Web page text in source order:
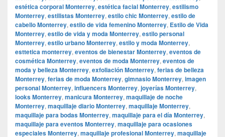
estética corporal Monterrey, estética facial Monterrey, estilismo
Monterrey, estilistas Monterrey, estilo chic Monterrey, estilo de
cabello Monterrey, estilo de vida femenino Monterrey, Estilo de Vida
Monterrey, estilo de vida y moda Monterrey, estilo personal
Monterrey, estilo urbano Monterrey, estilo y moda Monterrey,
esttetica monterrey, eventos de bienestar Monterrey, eventos de
cosmética Monterrey, eventos de moda Monterrey, eventos de
moda y belleza Monterrey, exfoliación Monterrey, ferias de belleza
Monterrey, ferias de moda Monterrey, gimnasio Monterrey, imagen
personal Monterrey, influencers Monterrey, joyerías Monterrey,
looks Monterrey, manicura Monterrey, maquillaje de noche
Monterrey, maquillaje diario Monterrey, maquillaje Monterrey,
maquillaje para bodas Monterrey, maquillaje para el día Monterrey,
maquillaje para eventos Monterrey, maquillaje para ocasiones
especiales Monterrey, maquillaje profesional Monterrey, maquillaje